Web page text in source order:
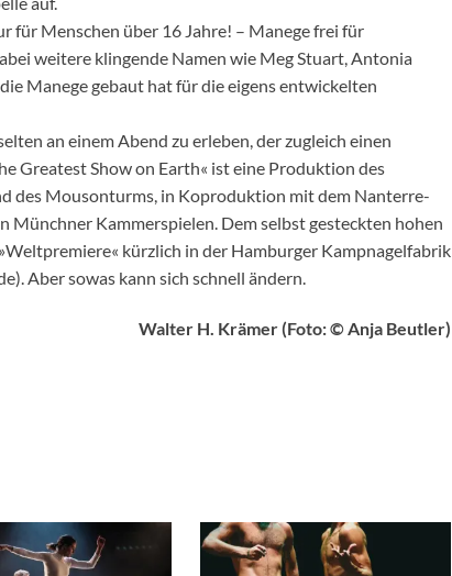
für Menschen über 16 Jahre! – Manege frei für
weitere klingende Namen wie Meg Stuart, Antonia
Manege gebaut hat für die eigens entwickelten
an einem Abend zu erleben, der zugleich einen
Greatest Show on Earth« ist eine Produktion des
des Mousonturms, in Koproduktion mit dem Nanterre-
Kammerspielen. Dem selbst gesteckten hohen
kürzlich in der Hamburger Kampnagelfabrik
Aber sowas kann sich schnell ändern.
Walter H. Krämer (Foto: © Anja Beutler)